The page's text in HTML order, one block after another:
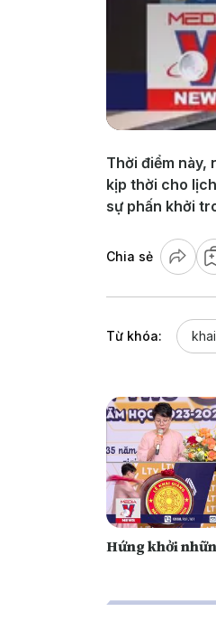
Thời điểm này,
kịp thời cho
sự phấn khởi
Chia sẻ
Từ khóa:
Hứng khởi